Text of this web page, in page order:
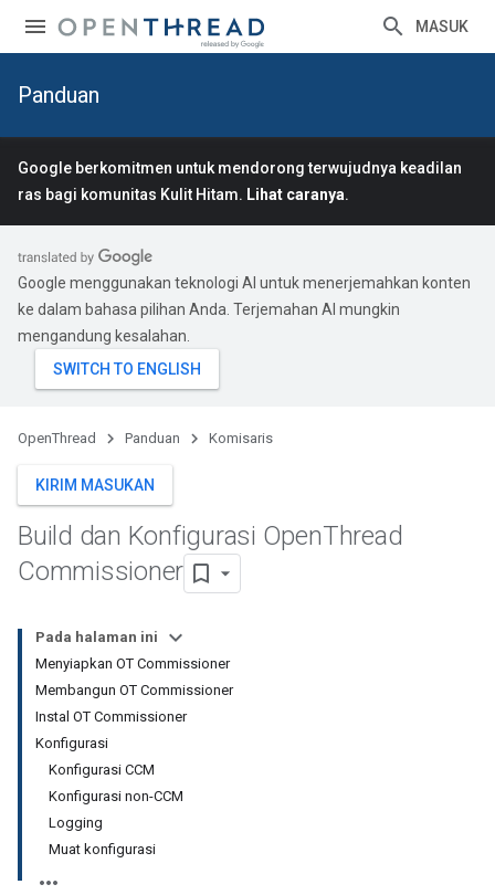
MASUK
Panduan
Google berkomitmen untuk mendorong terwujudnya keadilan
ras bagi komunitas Kulit Hitam. Lihat caranya.
Google menggunakan teknologi AI untuk menerjemahkan konten
ke dalam bahasa pilihan Anda. Terjemahan AI mungkin
mengandung kesalahan.
OpenThread Panduan Komisaris
KIRIM MASUKAN
Build dan Konfigurasi OpenThread
Commissioner
Pada halaman ini
Menyiapkan OT Commissioner
Membangun OT Commissioner
Instal OT Commissioner
Konfigurasi
Konfigurasi CCM
Konfigurasi non-CCM
Logging
Muat konfigurasi